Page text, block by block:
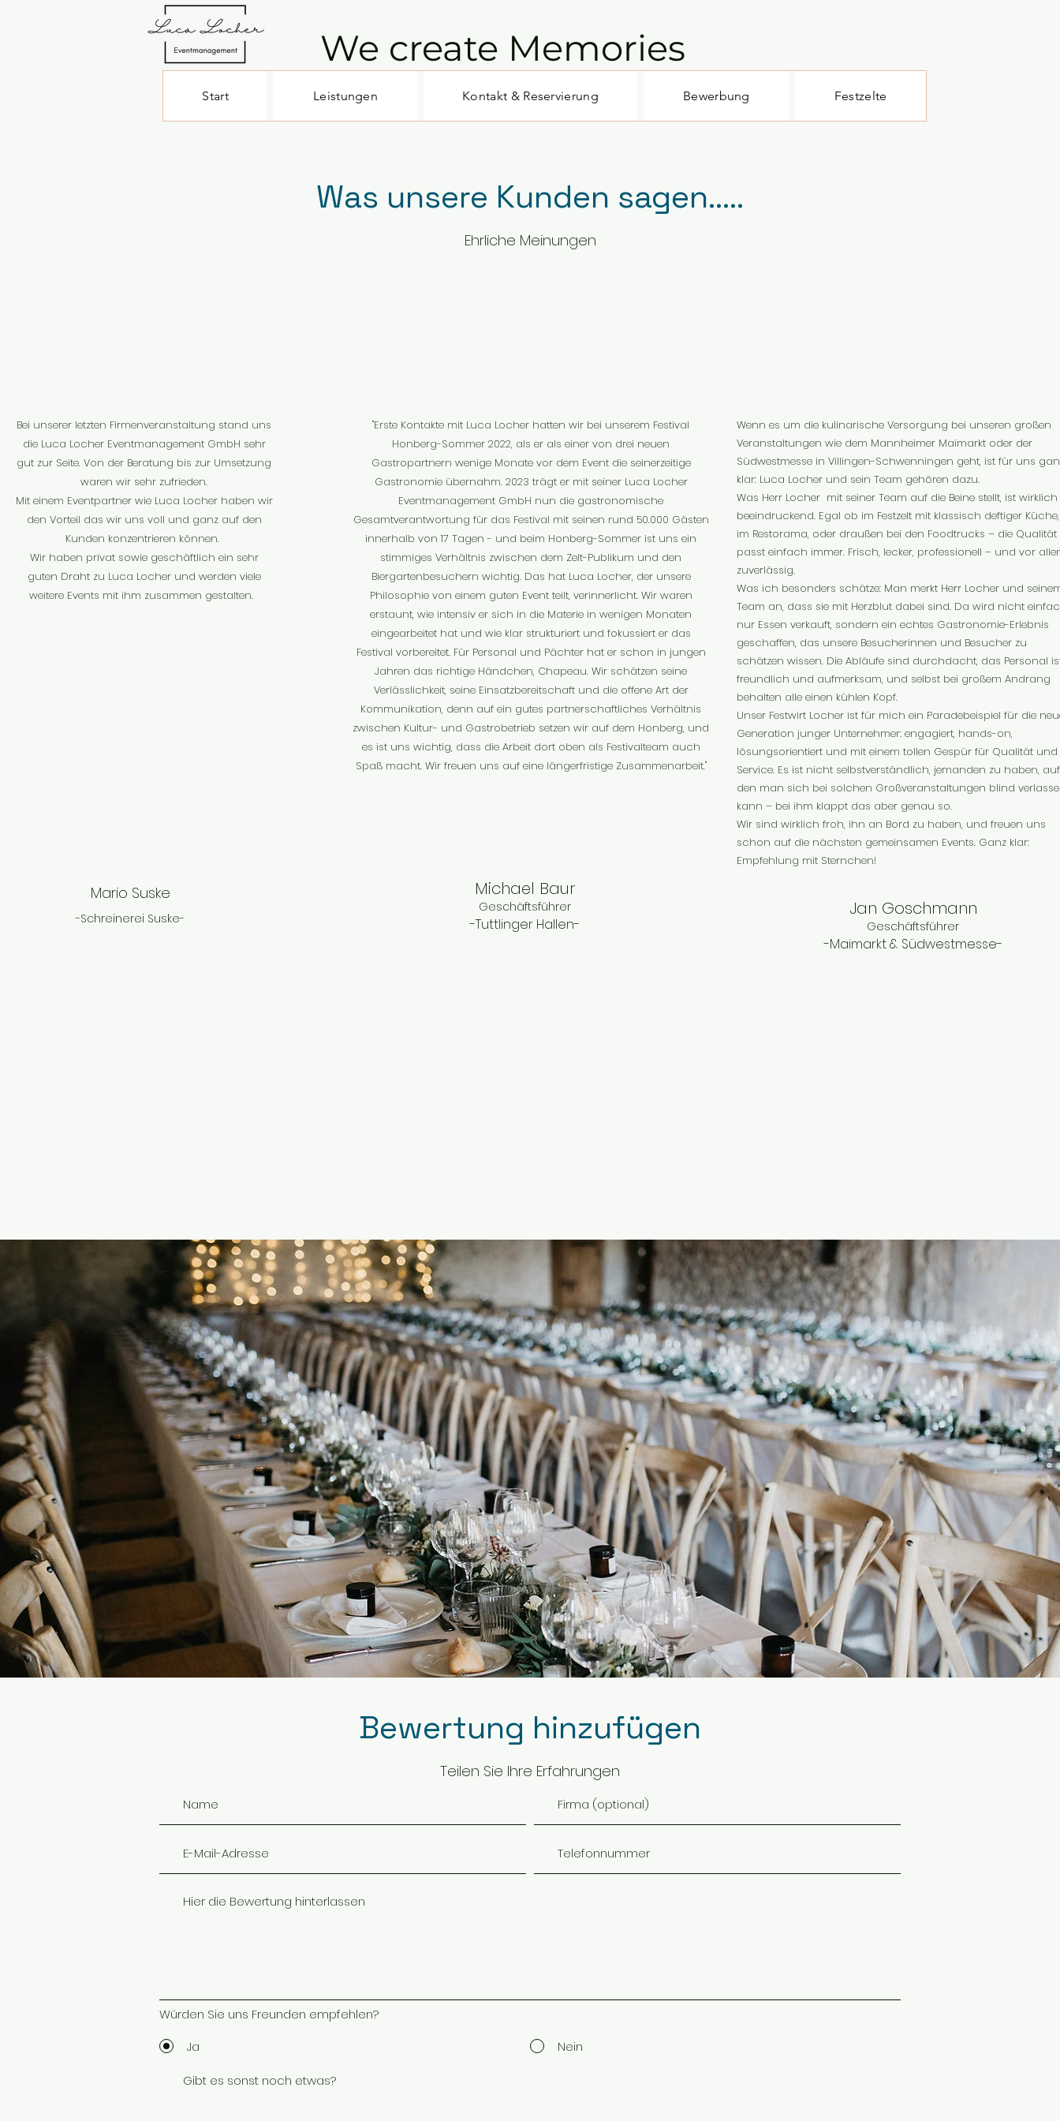
We create Memories
Start Leistungen Kontakt & Reservierung Bewerbung Festzelte
Was unsere Kunden sagen.....
Ehrliche Meinungen
Bei unserer letzten Firmenveranstaltung stand uns
die Luca Locher Eventmanagement GmbH sehr
gut zur Seite. Von der Beratung bis zur Umsetzung
waren wir sehr zufrieden.
Mit einem Eventpartner wie Luca Locher haben wir
den Vorteil das wir uns voll und ganz auf den
Kunden konzentrieren können.
Wir haben privat sowie geschäftlich ein sehr
guten Draht zu Luca Locher und werden viele
weitere Events mit ihm zusammen gestalten.
Mario Suske
-Schreinerei Suske-
"Erste Kontakte mit Luca Locher hatten wir bei unserem Festival
Honberg-Sommer 2022, als er als einer von drei neuen
Gastropartnern wenige Monate vor dem Event die seinerzeitige
Gastronomie übernahm. 2023 trägt er mit seiner Luca Locher
Eventmanagement GmbH nun die gastronomische
Gesamtverantwortung für das Festival mit seinen rund 50.000 Gästen
innerhalb von 17 Tagen - und beim Honberg-Sommer ist uns ein
stimmiges Verhältnis zwischen dem Zelt-Publikum und den
Biergartenbesuchern wichtig. Das hat Luca Locher, der unsere
Philosophie von einem guten Event teilt, verinnerlicht. Wir waren
erstaunt, wie intensiv er sich in die Materie in wenigen Monaten
eingearbeitet hat und wie klar strukturiert und fokussiert er das
Festival vorbereitet. Für Personal und Pächter hat er schon in jungen
Jahren das richtige Händchen, Chapeau. Wir schätzen seine
Verlässlichkeit, seine Einsatzbereitschaft und die offene Art der
Kommunikation, denn auf ein gutes partnerschaftliches Verhältnis
zwischen Kultur- und Gastrobetrieb setzen wir auf dem Honberg, und
es ist uns wichtig, dass die Arbeit dort oben als Festivalteam auch
Spaß macht. Wir freuen uns auf eine längerfristige Zusammenarbeit."
Michael Baur
Geschäftsführer
-Tuttlinger Hallen-
Wenn es um die kulinarische Versorgung bei unseren großen
Veranstaltungen wie dem Mannheimer Maimarkt oder der
Südwestmesse in Villingen-Schwenningen geht, ist für uns
klar: Luca Locher und sein Team gehören dazu.
Was Herr Locher mit seiner Team auf die Beine stellt, ist wirklich
beeindruckend. Egal ob im Festzelt mit klassisch deftiger Küche,
im Restorama, oder draußen bei den Foodtrucks – die Qualität
passt einfach immer. Frisch, lecker, professionell – und vor
zuverlässig.
Was ich besonders schätze: Man merkt Herr Locher und
Team an, dass sie mit Herzblut dabei sind. Da wird nicht
nur Essen verkauft, sondern ein echtes Gastronomie-Erlebnis
geschaffen, das unsere Besucherinnen und Besucher zu
schätzen wissen. Die Abläufe sind durchdacht, das Personal
freundlich und aufmerksam, und selbst bei großem Andrang
behalten alle einen kühlen Kopf.
Unser Festwirt Locher ist für mich ein Paradebeispiel für die
Generation junger Unternehmer: engagiert, hands-on,
lösungsorientiert und mit einem tollen Gespür für Qualität und
Service. Es ist nicht selbstverständlich, jemanden zu haben, auf
den man sich bei solchen Großveranstaltungen blind
kann – bei ihm klappt das aber genau so.
Wir sind wirklich froh, ihn an Bord zu haben, und freuen uns
schon auf die nächsten gemeinsamen Events. Ganz klar:
Empfehlung mit Sternchen!
Jan Goschmann
Geschäftsführer
-Maimarkt & Südwestmesse-
Bewertung hinzufügen
Teilen Sie Ihre Erfahrungen
Würden Sie uns Freunden empfehlen?
Ja
Nein